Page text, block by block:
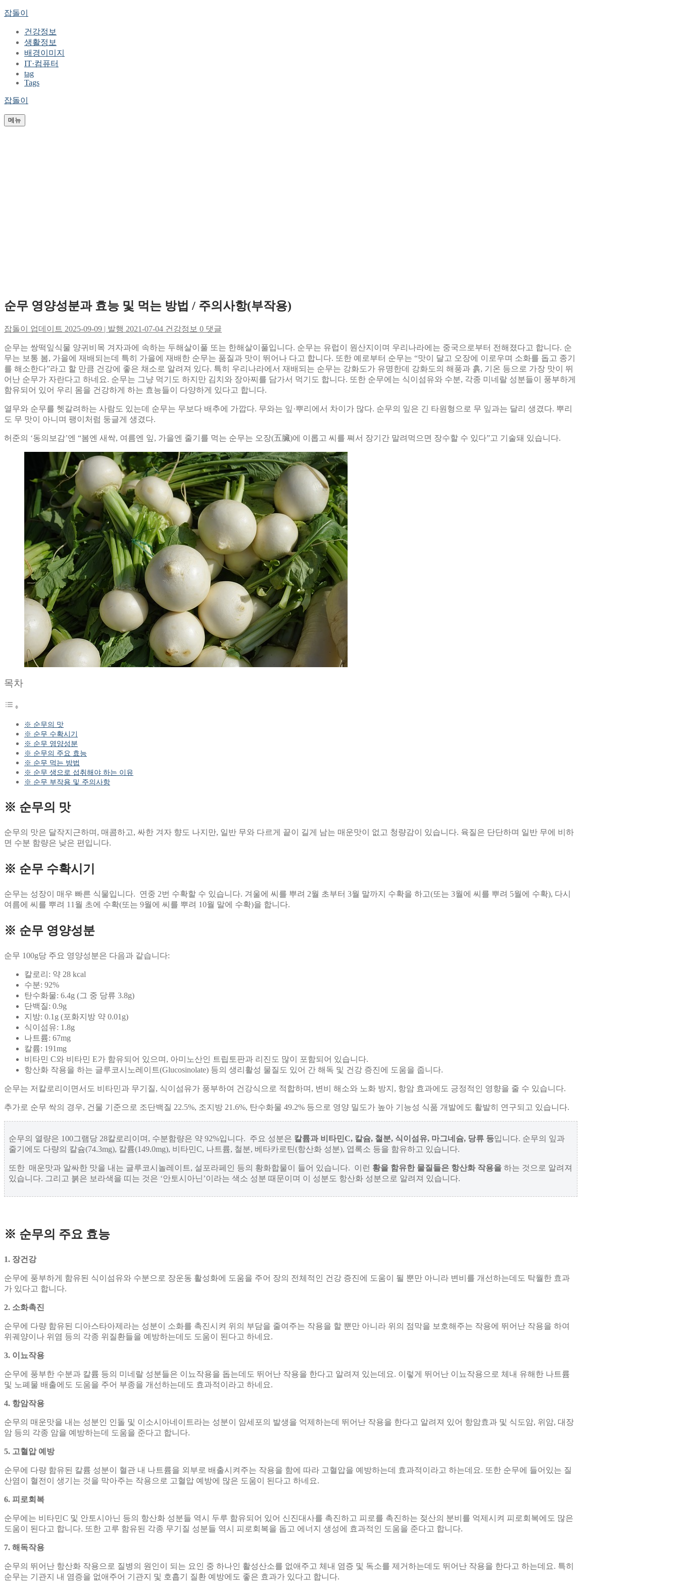
콘
메
닫
잡돌이
건강정보
생활정보
배경이미지
IT·컴퓨터
tag
Tags
잡돌이
메뉴
순무 영양성분과 효능 및 먹는 방법 / 주의사항(부작용)
잡돌이 업데이트 2025-09-09 | 발행 2021-07-04 건강정보 0 댓글
순무는 쌍떡잎식물 양귀비목 겨자과에 속하는 두해살이풀 또는 한해살이풀입니다. 순무는 유럽이 원산지이며 우리나라에는 중국으로부터 전해졌다고 합니다. 순
무는 보통 봄, 가을에 재배되는데 특히 가을에 재배한 순무는 품질과 맛이 뛰어나 다고 합니다. 또한 예로부터 순무는 “맛이 달고 오장에 이로우며 소화를 돕고 종기
를 해소한다”라고 할 만큼 건강에 좋은 채소로 알려져 있다. 특히 우리나라에서 재배되는 순무는 강화도가 유명한데 강화도의 해풍과 흙, 기온 등으로 가장 맛이 뛰
어난 순무가 자란다고 하네요. 순무는 그냥 먹기도 하지만 김치와 장아찌를 담가서 먹기도 합니다. 또한 순무에는 식이섬유와 수분, 각종 미네랄 성분들이 풍부하게
함유되어 있어 우리 몸을 건강하게 하는 효능들이 다양하게 있다고 합니다.
열무와 순무를 헷갈려하는 사람도 있는데 순무는 무보다 배추에 가깝다. 무와는 잎·뿌리에서 차이가 많다. 순무의 잎은 긴 타원형으로 무 잎과는 달리 생겼다. 뿌리
도 무 맛이 아니며 팽이처럼 둥글게 생겼다.
허준의 ‘동의보감’엔 “봄엔 새싹, 여름엔 잎, 가을엔 줄기를 먹는 순무는 오장(五臟)에 이롭고 씨를 쪄서 장기간 말려먹으면 장수할 수 있다”고 기술돼 있습니다.
목차
※ 순무의 맛
※ 순무 수확시기
※ 순무 영양성분
※ 순무의 주요 효능
※ 순무 먹는 방법
※ 순무 생으로 섭취해야 하는 이유
※ 순무 부작용 및 주의사항
※ 순무의 맛
순무의 맛은 달작지근하며, 매콤하고, 싸한 겨자 향도 나지만, 일반 무와 다르게 끝이 길게 남는 매운맛이 없고 청량감이 있습니다. 육질은 단단하며 일반 무에 비하
면 수분 함량은 낮은 편입니다.
※ 순무 수확시기
순무는 성장이 매우 빠른 식물입니다. 연중 2번 수확할 수 있습니다. 겨울에 씨를 뿌려 2월 초부터 3월 말까지 수확을 하고(또는 3월에 씨를 뿌려 5월에 수확), 다시
여름에 씨를 뿌려 11월 초에 수확(또는 9월에 씨를 뿌려 10월 말에 수확)을 합니다.
※ 순무 영양성분
순무 100g당 주요 영양성분은 다음과 같습니다:
칼로리: 약 28 kcal
수분: 92%
탄수화물: 6.4g (그 중 당류 3.8g)
단백질: 0.9g
지방: 0.1g (포화지방 약 0.01g)
식이섬유: 1.8g
나트륨: 67mg
칼륨: 191mg
비타민 C와 비타민 E가 함유되어 있으며, 아미노산인 트립토판과 리진도 많이 포함되어 있습니다.
항산화 작용을 하는 글루코시노레이트(Glucosinolate) 등의 생리활성 물질도 있어 간 해독 및 건강 증진에 도움을 줍니다.
순무는 저칼로리이면서도 비타민과 무기질, 식이섬유가 풍부하여 건강식으로 적합하며, 변비 해소와 노화 방지, 항암 효과에도 긍정적인 영향을 줄 수 있습니다.
추가로 순무 싹의 경우, 건물 기준으로 조단백질 22.5%, 조지방 21.6%, 탄수화물 49.2% 등으로 영양 밀도가 높아 기능성 식품 개발에도 활발히 연구되고 있습니다.
순무의 열량은 100그램당 28칼로리이며, 수분함량은 약 92%입니다. 주요 성분은 칼륨과 비타민C, 칼슘, 철분, 식이섬유, 마그네슘, 당류 등입니다. 순무의 잎과
줄기에도 다량의 칼슘(74.3mg), 칼륨(149.0mg), 비타민C, 나트륨, 철분, 베타카로틴(항산화 성분), 엽록소 등을 함유하고 있습니다.
또한 매운맛과 알싸한 맛을 내는 글루코시놀레이트, 설포라페인 등의 황화합물이 들어 있습니다. 이런 황을 함유한 물질들은 항산화 작용을 하는 것으로 알려져
있습니다. 그리고 붉은 보라색을 띠는 것은 ‘안토시아닌’이라는 색소 성분 때문이며 이 성분도 항산화 성분으로 알려져 있습니다.
※ 순무의 주요 효능
1. 장건강
순무에 풍부하게 함유된 식이섬유와 수분으로 장운동 활성화에 도움을 주어 장의 전체적인 건강 증진에 도움이 될 뿐만 아니라 변비를 개선하는데도 탁월한 효과
가 있다고 합니다.
2. 소화촉진
순무에 다량 함유된 디아스타아제라는 성분이 소화를 촉진시켜 위의 부담을 줄여주는 작용을 할 뿐만 아니라 위의 점막을 보호해주는 작용에 뛰어난 작용을 하여
위궤양이나 위염 등의 각종 위질환들을 예방하는데도 도움이 된다고 하네요.
3. 이뇨작용
순무에 풍부한 수분과 칼륨 등의 미네랄 성분들은 이뇨작용을 돕는데도 뛰어난 작용을 한다고 알려져 있는데요. 이렇게 뛰어난 이뇨작용으로 체내 유해한 나트륨
및 노폐물 배출에도 도움을 주어 부종을 개선하는데도 효과적이라고 하네요.
4. 항암작용
순무의 매운맛을 내는 성분인 인돌 및 이소시아네이트라는 성분이 암세포의 발생을 억제하는데 뛰어난 작용을 한다고 알려져 있어 항암효과 및 식도암, 위암, 대장
암 등의 각종 암을 예방하는데 도움을 준다고 합니다.
5. 고혈압 예방
순무에 다량 함유된 칼륨 성분이 혈관 내 나트륨을 외부로 배출시켜주는 작용을 함에 따라 고혈압을 예방하는데 효과적이라고 하는데요. 또한 순무에 들어있는 질
산염이 혈전이 생기는 것을 막아주는 작용으로 고혈압 예방에 많은 도움이 된다고 하네요.
6. 피로회복
순무에는 비타민C 및 안토시아닌 등의 항산화 성분들 역시 두루 함유되어 있어 신진대사를 촉진하고 피로를 촉진하는 젖산의 분비를 억제시켜 피로회복에도 많은
도움이 된다고 합니다. 또한 고루 함유된 각종 무기질 성분들 역시 피로회복을 돕고 에너지 생성에 효과적인 도움을 준다고 합니다.
7. 해독작용
순무의 뛰어난 항산화 작용으로 질병의 원인이 되는 요인 중 하나인 활성산소를 없애주고 체내 염증 및 독소를 제거하는데도 뛰어난 작용을 한다고 하는데요. 특히
순무는 기관지 내 염증을 없애주어 기관지 및 호흡기 질환 예방에도 좋은 효과가 있다고 합니다.